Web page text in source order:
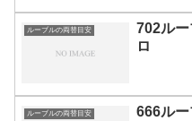
ルーブルの両替目安
702ル
ロ
ルーブルの両替目安
666ル